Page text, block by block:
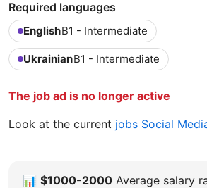
Required languages
EnglishB1 - Intermediate
UkrainianB1 - Intermediate
The job ad is no longer active
Look at the current jobs Social
📊 $1000-2000 Average salary